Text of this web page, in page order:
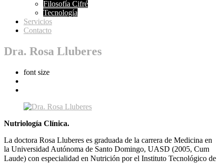
Filosofía Cifré
Tecnología
Servicios
Contacto
Dra. Rosa Lluberes
font size
Nutriología Clínica.
La doctora Rosa Lluberes es graduada de la carrera de Medicina en
la Universidad Autónoma de Santo Domingo, UASD (2005, Cum
Laude) con especialidad en Nutrición por el Instituto Tecnológico de